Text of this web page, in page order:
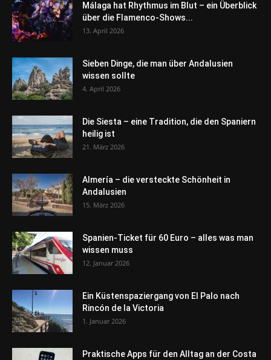
Málaga hat Rhythmus im Blut – ein Überblick
über die Flamenco-Shows...
13. April 2026
Sieben Dinge, die man über Andalusien
wissen sollte
4. April 2026
Die Siesta – eine Tradition, die den Spaniern
heilig ist
21. März 2026
Almería – die versteckte Schönheit in
Andalusien
15. März 2026
Spanien-Ticket für 60 Euro – alles was man
wissen muss
12. Januar 2026
Ein Küstenspaziergang von El Palo nach
Rincón de la Victoria
1. Januar 2026
Praktische Apps für den Alltag an der Costa